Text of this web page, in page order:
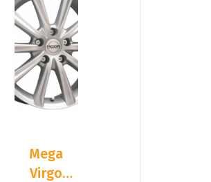
Mega
Virgo